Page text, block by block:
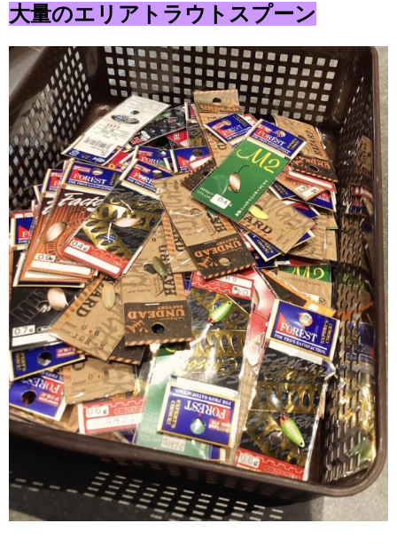
大量のエリアトラウトスプーン